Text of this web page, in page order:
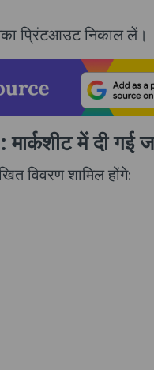
प्रिंटआउट निकाल लें।
में दी गई
विवरण शामिल होंगे: